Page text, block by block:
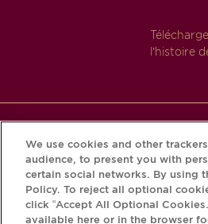
l’histoire
We use cookies and other
audience, to present you with
certain social networks. By using
Policy. To reject all optional
click “Accept All Optional
available here or in the browser